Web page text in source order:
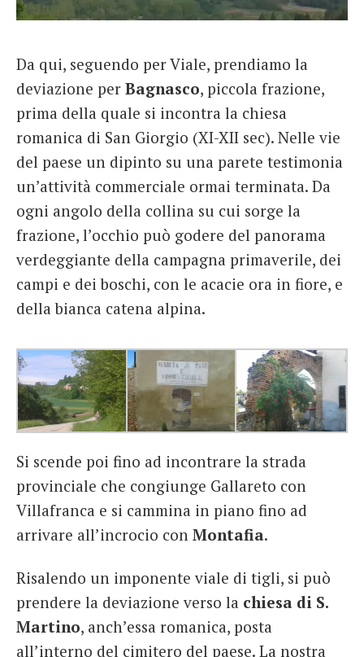
Da qui, seguendo per Viale, prendiamo la
deviazione per Bagnasco, piccola frazione,
prima della quale si incontra la chiesa
romanica di San Giorgio (XI-XII sec). Nelle vie
del paese un dipinto su una parete testimonia
un’attività commerciale ormai terminata. Da
ogni angolo della collina su cui sorge la
frazione, l’occhio può godere del panorama
verdeggiante della campagna primaverile, dei
campi e dei boschi, con le acacie ora in fiore, e
della bianca catena alpina.
Si scende poi fino ad incontrare la strada
provinciale che congiunge Gallareto con
Villafranca e si cammina in piano fino ad
arrivare all’incrocio con Montafia.
Risalendo un imponente viale di tigli, si può
prendere la deviazione verso la chiesa di S.
Martino, anch’essa romanica, posta
all’interno del cimitero del paese. La nostra